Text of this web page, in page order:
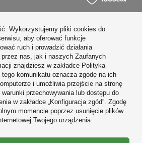
ceny brutto (z VAT).
Wykorzystujemy pliki cookies do
aby oferować funkcje
ruch i prowadzić działania
nas, jak i naszych Zaufanych
znajdziesz w zakładce Polityka
komunikatu oznacza zgodę na ich
i umożliwia przejście na stronę
przechowywania lub dostępu do
w zakładce „Konfiguracja zgód”. Zgodę
momencie poprzez usunięcie plików
Twojego urządzenia.